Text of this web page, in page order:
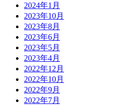
2024年1月
2023年10月
2023年8月
2023年6月
2023年5月
2023年4月
2022年12月
2022年10月
2022年9月
2022年7月